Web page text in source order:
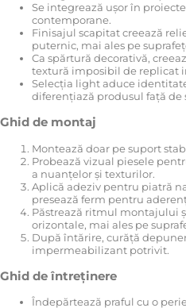
Se integrează ușor în
contemporane.
Finisajul scapitat creează
puternic, mai ales pe
Ca spărtură decorativă,
textură imposibil de replicat
Selecția light aduce
diferențiază produsul față de
Ghid de montaj
Montează doar pe suport
Probează vizual piesele
a nuanțelor și texturilor.
Aplică adeziv pentru piatră
presează ferm pentru
Păstrează ritmul montajului
orizontale, mai ales pe
După întărire, curăță
impermeabilizant potrivit.
Ghid de întreținere
Îndepărtează praful cu o